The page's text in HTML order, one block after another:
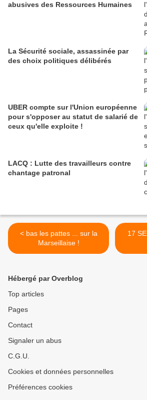
abusives des Ressources Humaines
La Sécurité sociale, assassinée par
des choix politiques délibérés
UBER compte sur l'Union européenne
pour s'opposer au statut de salarié de
ceux qu'elle exploite !
LACQ : Lutte des travailleurs contre
chantage patronal
< bas les pattes ... sur la
Marseillaise !
Hébergé par Overblog
Top articles
Pages
Contact
Signaler un abus
C.G.U.
Cookies et données personnelles
Préférences cookies